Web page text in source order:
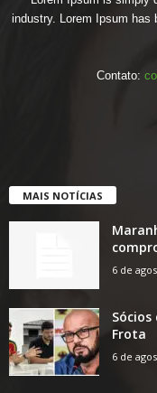
industry. Lorem Ipsum has
Contato:
MAIS NOTÍCIAS
6 de
Frota
6 de